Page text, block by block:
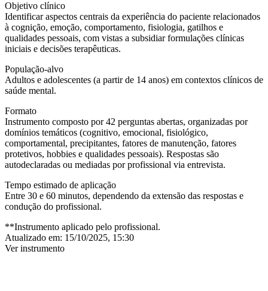
Objetivo clínico
Identificar aspectos centrais da experiência do paciente relacionados
à cognição, emoção, comportamento, fisiologia, gatilhos e
qualidades pessoais, com vistas a subsidiar formulações clínicas
iniciais e decisões terapêuticas.
População-alvo
Adultos e adolescentes (a partir de 14 anos) em contextos clínicos de
saúde mental.
Formato
Instrumento composto por 42 perguntas abertas, organizadas por
domínios temáticos (cognitivo, emocional, fisiológico,
comportamental, precipitantes, fatores de manutenção, fatores
protetivos, hobbies e qualidades pessoais). Respostas são
autodeclaradas ou mediadas por profissional via entrevista.
Tempo estimado de aplicação
Entre 30 e 60 minutos, dependendo da extensão das respostas e
condução do profissional.
**Instrumento aplicado pelo profissional.
Atualizado em: 15/10/2025, 15:30
Ver instrumento